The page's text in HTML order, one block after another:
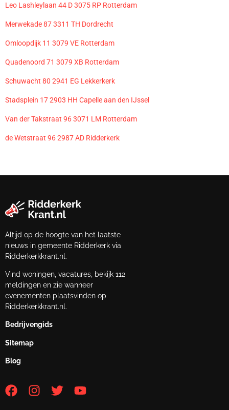
Leo Lashleylaan 44 D 3075 RP Rotterdam
Merwekade 87 3311 TH Dordrecht
Omloopdijk 11 3079 VE Rotterdam
Quadenoord 71 3079 XB Rotterdam
Schuwacht 80 2941 EG Lekkerkerk
Stadsplein 17 2903 HH Capelle aan den IJssel
Van der Takstraat 96 3071 LM Rotterdam
de Wetstraat 96 2987 AD Ridderkerk
Altijd op de hoogte van het laatste
nieuws in gemeente Ridderkerk via
Ridderkerkkrant.nl.
Vind woningen, vacatures, bekijk 112
meldingen en zie wanneer
evenementen plaatsvinden op
Ridderkerkkrant.nl.
Bedrijvengids
Sitemap
Blog